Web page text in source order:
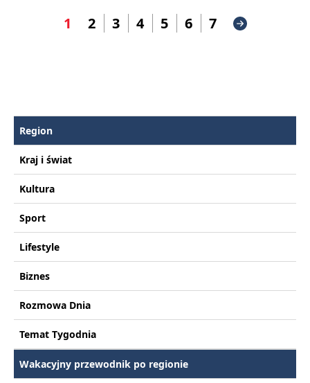
1 2 3 4 5 6 7
Region
Kraj i świat
Kultura
Sport
Lifestyle
Biznes
Rozmowa Dnia
Temat Tygodnia
Wakacyjny przewodnik po regionie